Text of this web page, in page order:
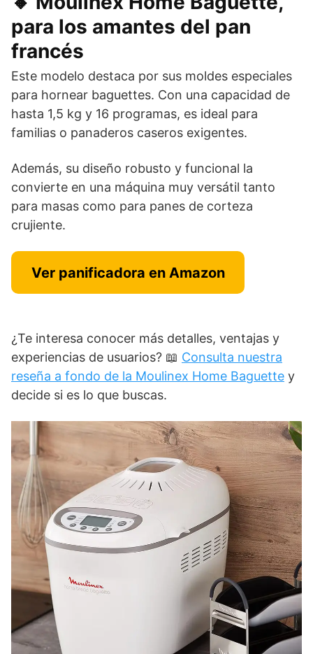
para los amantes del pan
francés
Este modelo destaca por sus moldes especiales
para hornear baguettes. Con una capacidad de
hasta 1,5 kg y 16 programas, es ideal para
familias o panaderos caseros exigentes.
Además, su diseño robusto y funcional la
convierte en una máquina muy versátil tanto
para masas como para panes de corteza
crujiente.
Ver panificadora en Amazon
¿Te interesa conocer más detalles, ventajas y
experiencias de usuarios? 📖 Consulta nuestra
reseña a fondo de la Moulinex Home Baguette y
decide si es lo que buscas.